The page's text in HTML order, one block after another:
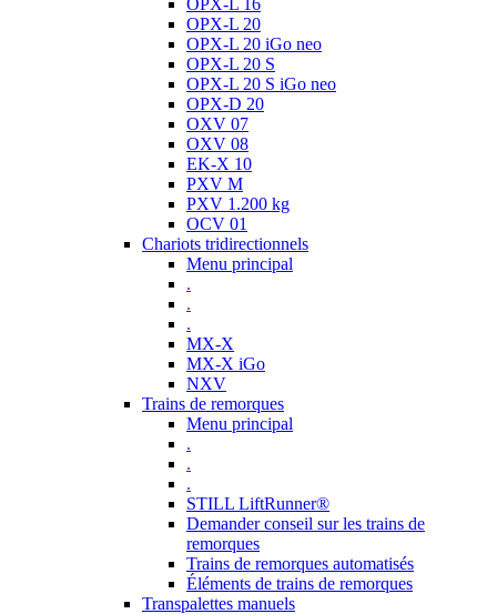
OPX-L 16
OPX-L 20
OPX-L 20 iGo neo
OPX-L 20 S
OPX-L 20 S iGo neo
OPX-D 20
OXV 07
OXV 08
EK-X 10
PXV M
PXV 1.200 kg
OCV 01
Chariots tridirectionnels
Menu principal
.
.
.
MX-X
MX-X iGo
NXV
Trains de remorques
Menu principal
.
.
.
STILL LiftRunner®
Demander conseil sur les trains de
remorques
Trains de remorques automatisés
Éléments de trains de remorques
Transpalettes manuels